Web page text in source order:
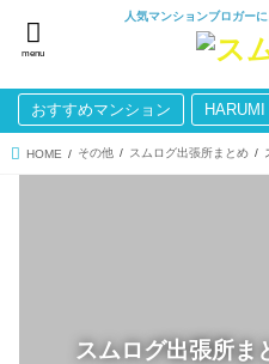
人気マンションブロガー
menu
おすすめマンション
HOME その他 スムログ出張所まとめ
スムログ出張所ま